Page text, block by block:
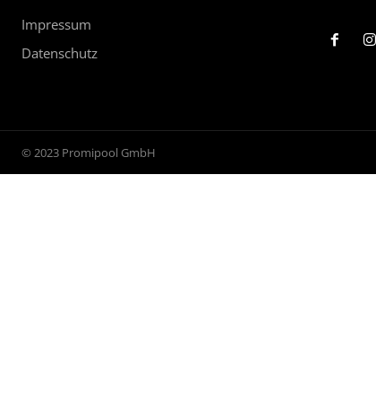
Impressum
Datenschutz
© 2023 Promipool GmbH